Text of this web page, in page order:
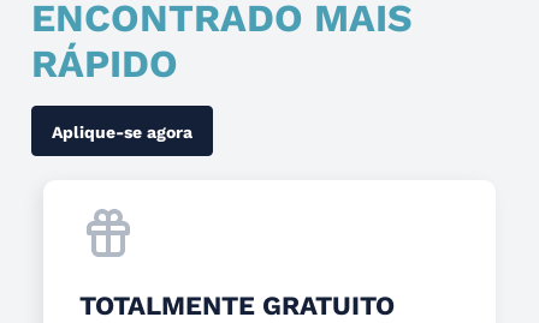
ENCONTRADO MAIS
RÁPIDO
Aplique-se agora
TOTALMENTE GRATUITO